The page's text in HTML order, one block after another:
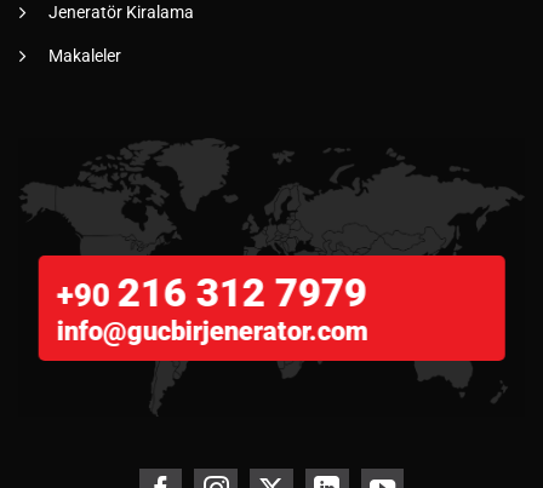
Jeneratör Kiralama
Makaleler
+90 216 312 7979
info@gucbirjenerator.com